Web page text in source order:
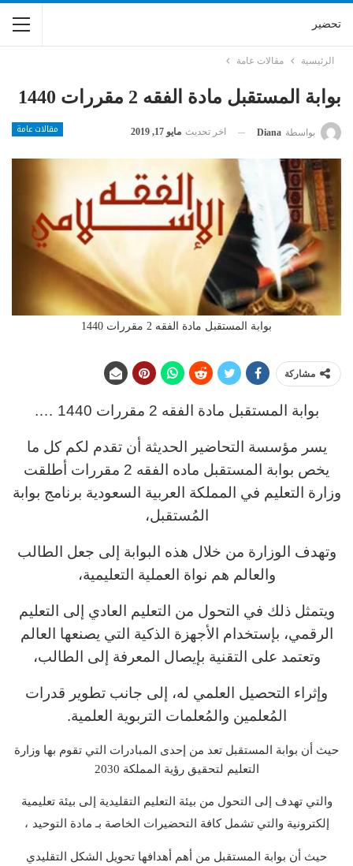
تحضير
الرئيسية مقالات عامة
بوابة المستقبل مادة الفقه 2 مقررات 1440
مقالات عامة بواسطة Diana اخر تحديث مايو 17, 2019
بوابة المستقبل مادة الفقه 2 مقررات 1440
مشاركة
بوابة المستقبل مادة الفقه 2 مقررات 1440 ….
يسر مؤسسة التحاضير الحديثة أن تقدم لكم كل ما
يخص بوابة المستقبل ماده الفقه 2 مقررات
أطلقت
وزارة التعليم في المملكة العربية السعودية برنامج بوابة
المُستقبل،
وتهدف الوزارة من خلال هذه البوابة إلى جعل الطالب
والعالم هم نواة العملية التعليمية،
ويتمثل ذلك في التحول من التعليم العادي إلى التعليم
الرقمي، بإستخدام الأجهزة الذكية التي يصنعها العالم
وتعتمد على التقنية بإيصال المعرفة إلى الطالب،
وإثراء التحصيل العلمي له، إلى جانب تطوير قدرات
المُعلمين والمُعلمات التربوية العلمية.
حيث أن بوابة المستقبل تعد من إحدى المبادرات التي تقوم بها وزارة
التعليم لتحقيق رؤية المملكة 2030
والتي تهدف إلى التحول من بيئة التعليم التقليدية إلى بيئة تعليمية
إلكترونية والتي تشمل كافة التحضيرات الخاصة بـ مادة التوحيد ،
حيث أن بوابة المستقبل من أهم أهدافها تحويل الشكل التقليدي